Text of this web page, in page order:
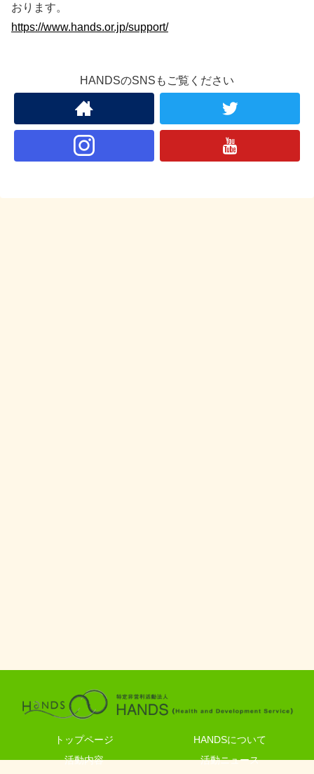
おります。
https://www.hands.or.jp/support/
HANDSのSNSもご覧ください
トップページ
HANDSについて
活動内容
活動ニュース